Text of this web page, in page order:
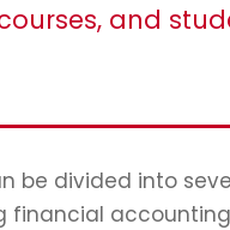
and
be divided into
financial